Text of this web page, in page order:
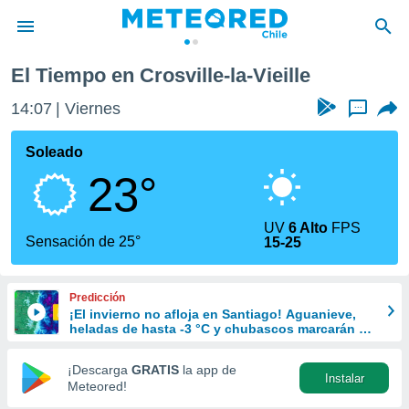
de
por
que se
calidad.
a este
las
y
forma
digital
basada
El Tiempo en Crosville-la-Vieille
14:07 Viernes ...
Soleado
23°
Sensación de 25°
UV6 Alto FPS
15-25
Predicción
¡El invierno no afloja en Santiago! Aguanieve,
heladas de hasta -3 °C y chubascos marcarán el
¡Descarga GRATIS la app de
Meteored!
Instalar